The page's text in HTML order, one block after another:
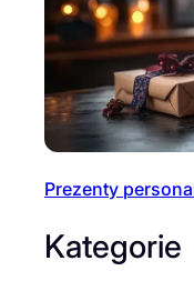
Prezenty
Kategorie